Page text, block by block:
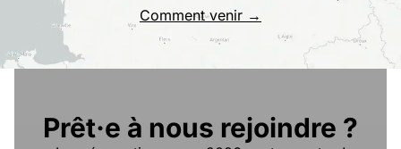
Comment venir →
Prêt·e à nous rejoindre ?